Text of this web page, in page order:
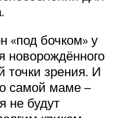
«под бочком» у
новорождённого
точки зрения. И
самой маме –
не будут